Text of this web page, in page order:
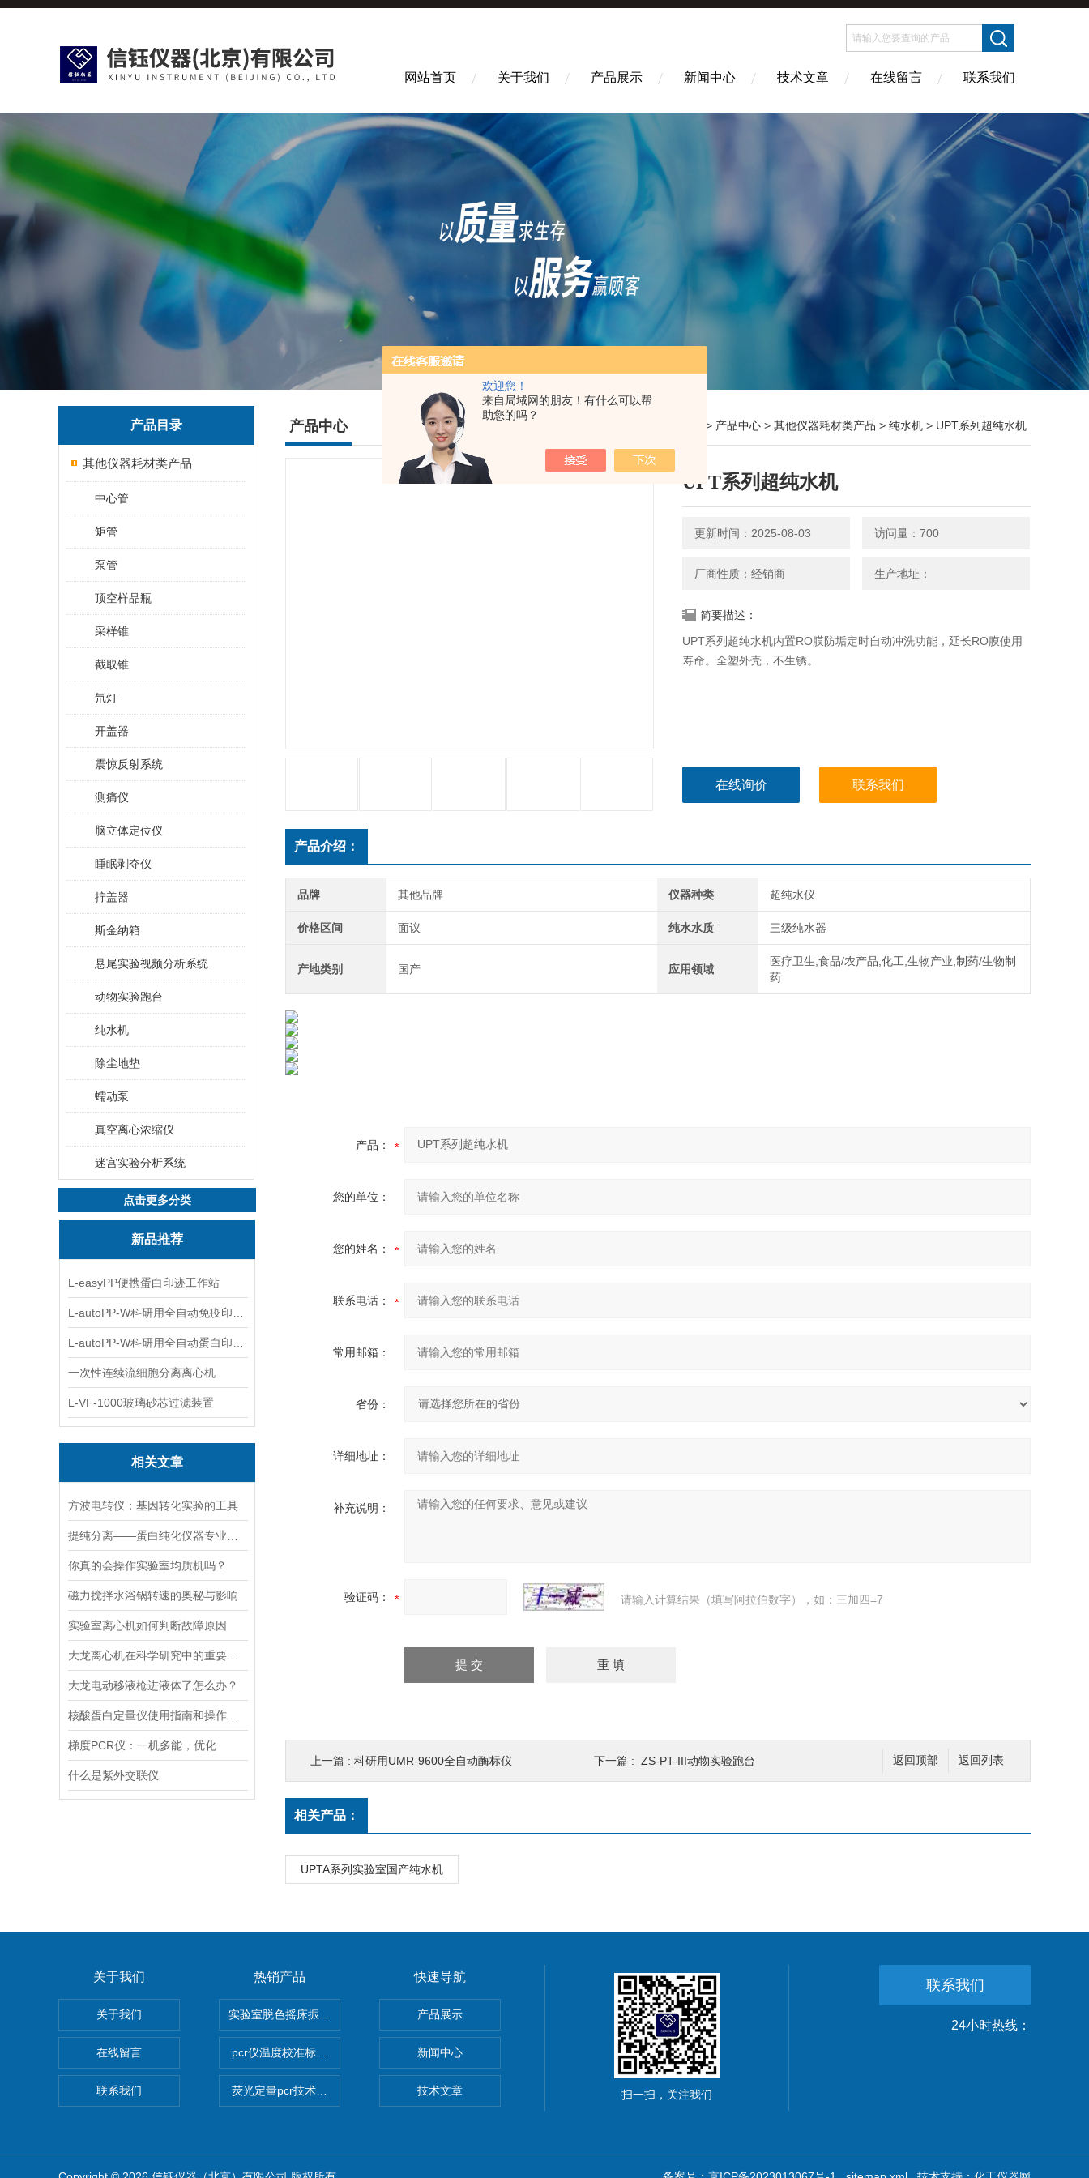
欢迎您！
来自局域网的朋友！有什么可以帮
助您的吗？
网站首页 关于我们 产品展示 新闻中心 技术文章 在线留言 联系我们
产品目录
其他仪器耗材类产品
中心管
矩管
泵管
顶空样品瓶
采样锥
截取锥
氘灯
开盖器
震惊反射系统
测痛仪
脑立体定位仪
睡眠剥夺仪
拧盖器
斯金纳箱
悬尾实验视频分析系统
动物实验跑台
纯水机
除尘地垫
蠕动泵
真空离心浓缩仪
迷宫实验分析系统
点击更多分类
新品推荐
L-easyPP便携蛋白印迹工作站
一次性连续流细胞分离离心机
L-VF-1000玻璃砂芯过滤装置
相关文章
方波电转仪：基因转化实验的工具​
你真的会操作实验室均质机吗？
磁力搅拌水浴锅转速的奥秘与影响
实验室离心机如何判断故障原因
大龙电动移液枪进液体了怎么办？
梯度PCR仪：一机多能，优化
什么是紫外交联仪
产品中心 > 产品中心 > 其他仪器耗材类产品 > 纯水机 > UPT系列超纯水机
UPT系列超纯水机
更新时间：2025-08-03 访问量：700
厂商性质：经销商 生产地址：
简要描述：
UPT系列超纯水机内置RO膜防垢定时自动冲洗功能，延长RO膜使用
寿命。全塑外壳，不生锈。
在线询价 联系我们
产品介绍：
品牌 其他品牌 仪器种类 超纯水仪
价格区间 面议 纯水水质 三级纯水器
产地类别 国产 应用领域
医疗卫生,食品/农产品,化工,生物产业,制药/生物制
药
产品：
您的单位：
您的姓名：
联系电话：
常用邮箱：
省份：
详细地址：
补充说明：
验证码： 请输入计算结果（填写阿拉伯数字），如：三加四=7
返回列表
返回顶部
上一篇 : 科研用UMR-9600全自动酶标仪 下一篇 : ZS-PT-III动物实验跑台
相关产品：
UPTA系列实验室国产纯水机
关于我们
关于我们
在线留言
联系我们
热销产品
实验室脱色摇床振荡器
pcr仪温度校准标定设备
荧光定量pcr技术定制化服务
快速导航
产品展示
新闻中心
技术文章 扫一扫，关注我们
联系我们
24小时热线：